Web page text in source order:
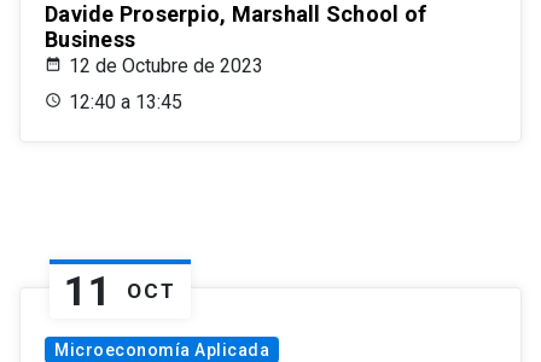
Davide Proserpio, Marshall School of
Business
12 de Octubre de 2023
12:40 a 13:45
11 OCT
Microeconomía Aplicada